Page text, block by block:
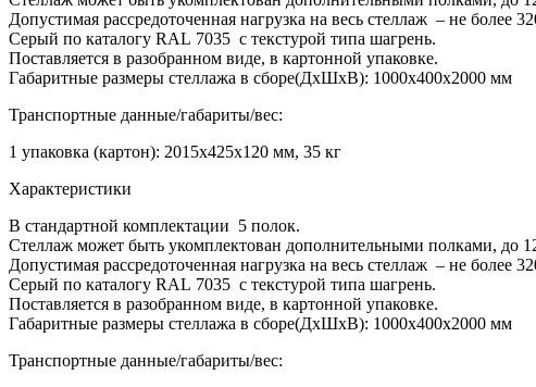
Допустимая рассредоточенная нагрузка на весь стеллаж – не более
Серый по каталогу RAL 7035 с текстурой типа шагрень.
Поставляется в разобранном виде, в картонной упаковке.
Габаритные размеры стеллажа в сборе(ДхШхВ): 1000х400х2000 мм
Транспортные данные/габариты/вес:
1 упаковка (картон): 2015х425х120 мм, 35 кг
Характеристики
В стандартной комплектации 5 полок.
Стеллаж может быть укомплектован дополнительными полками, до
Допустимая рассредоточенная нагрузка на весь стеллаж – не более
Серый по каталогу RAL 7035 с текстурой типа шагрень.
Поставляется в разобранном виде, в картонной упаковке.
Габаритные размеры стеллажа в сборе(ДхШхВ): 1000х400х2000 мм
Транспортные данные/габариты/вес: